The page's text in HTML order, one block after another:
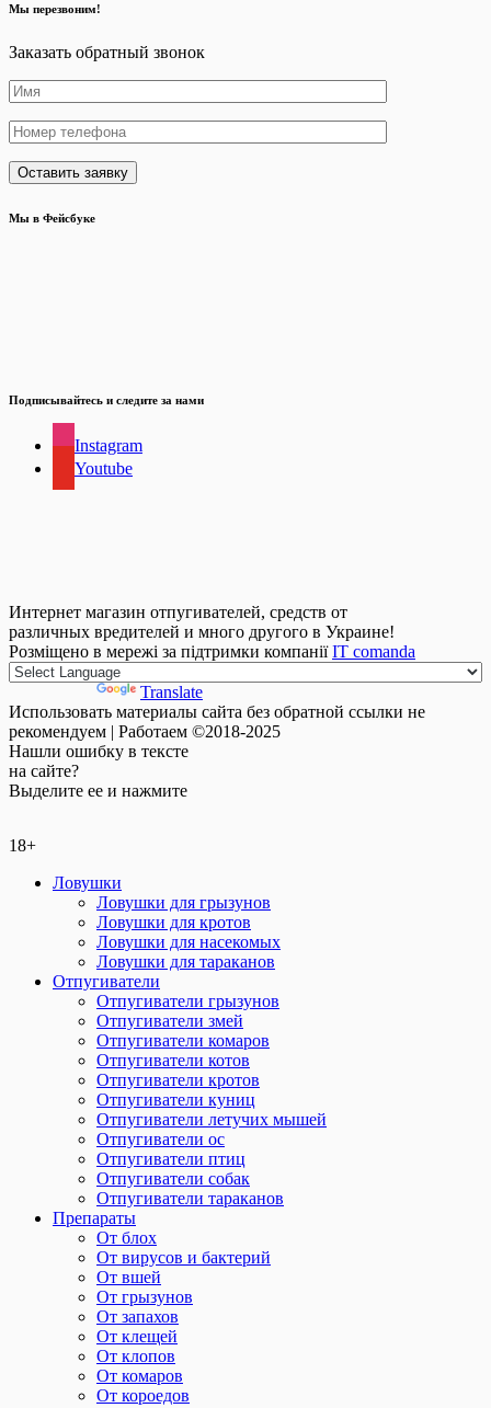
Мы перезвоним!
Заказать обратный звонок
Мы в Фейсбуке
Подписывайтесь и следите за нами
Instagram
Youtube
Интернет магазин отпугивателей, средств от
различных вредителей и много другого в Украине!
Розміщено в мережі за підтримки компаніїIT comanda
Translate
Использовать материалы сайта без обратной ссылки не
рекомендуем | Работаем ©2018-2025
Нашли ошибку в тексте
на сайте?
Выделите ее и нажмите
18+
Ловушки
Ловушки для грызунов
Ловушки для кротов
Ловушки для насекомых
Ловушки для тараканов
Отпугиватели
Отпугиватели грызунов
Отпугиватели змей
Отпугиватели комаров
Отпугиватели котов
Отпугиватели кротов
Отпугиватели куниц
Отпугиватели летучих мышей
Отпугиватели ос
Отпугиватели птиц
Отпугиватели собак
Отпугиватели тараканов
Препараты
От блох
От вирусов и бактерий
От вшей
От грызунов
От запахов
От клещей
От клопов
От комаров
От короедов